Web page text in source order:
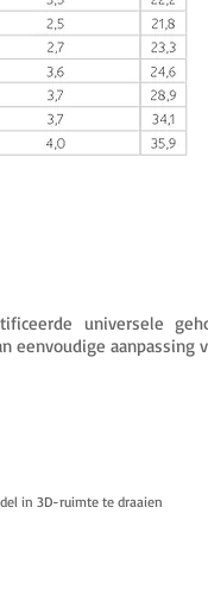
universele
eenvoudige
in 3D-ruimte te draaien